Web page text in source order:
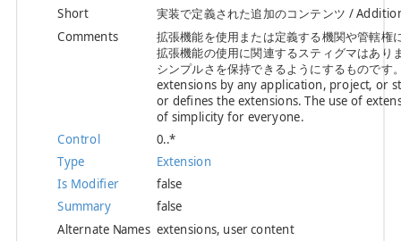
Short
実装で定義された追加のコンテンツ /
Comments
拡張機能を使用または定義する機関や管轄
拡張機能の使用に関連するスティグマはあり
シンプルさを保持できるようにするもので
extensions by any application, project, or
or defines the extensions. The use of
of simplicity for everyone.
Control
0..*
Type
Extension
Is Modifier
false
Summary
false
Alternate Names extensions, user content